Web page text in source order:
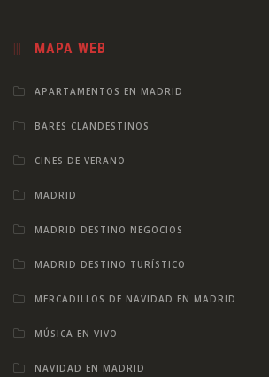
MAPA WEB
APARTAMENTOS EN MADRID
BARES CLANDESTINOS
CINES DE VERANO
MADRID
MADRID DESTINO NEGOCIOS
MADRID DESTINO TURÍSTICO
MERCADILLOS DE NAVIDAD EN MADRID
MÚSICA EN VIVO
NAVIDAD EN MADRID